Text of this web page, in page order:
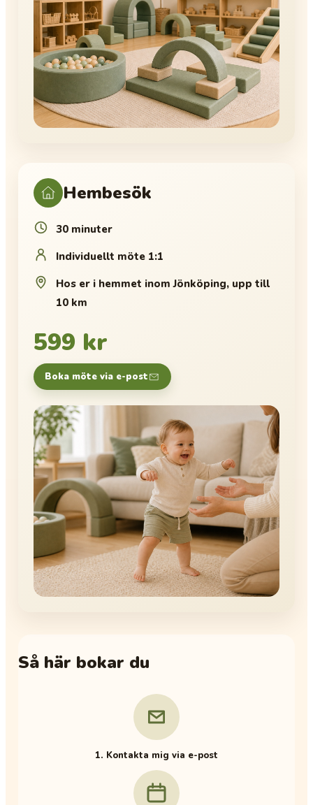
Hembesök
30 minuter
Individuellt möte 1:1
Hos er i hemmet inom Jönköping, upp till
10 km
599 kr
Boka möte via e-post
Så här bokar du
1. Kontakta mig via e-post